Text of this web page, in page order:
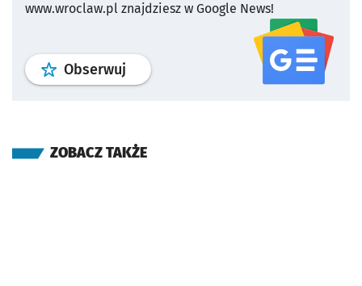
www.wroclaw.pl znajdziesz w Google News!
Obserwuj profil serwisu
ZOBACZ TAKŻE